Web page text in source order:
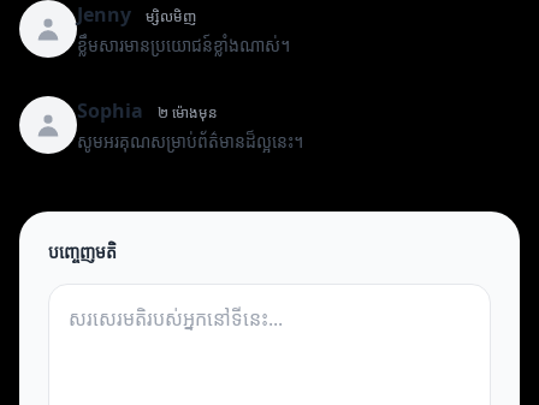
Jenny ម្សិលមិញ
ខ្លឹមសារមានប្រយោជន៍ខ្លាំងណាស់។
Sophia ២ ម៉ោងមុន
សូមអរគុណសម្រាប់ព័ត៌មានដ៏ល្អនេះ។
បញ្ចេញមតិ